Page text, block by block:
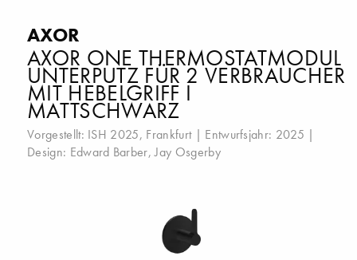
AXOR
AXOR ONE THERMOSTATMODUL
UNTERPUTZ FÜR 2 VERBRAUCHER
MIT HEBELGRIFF I
MATTSCHWARZ
Vorgestellt: ISH 2025, Frankfurt| Entwurfsjahr: 2025 |
Design: Edward Barber,Jay Osgerby